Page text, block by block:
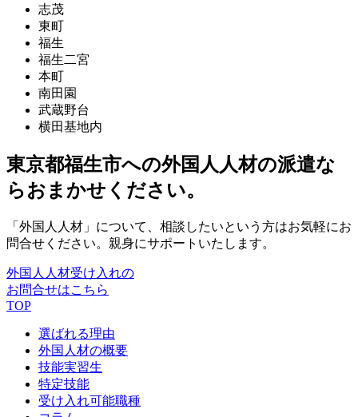
志茂
東町
福生
福生二宮
本町
南田園
武蔵野台
横田基地内
東京都福生市への外国人人材の派遣な
らおまかせください。
「外国人人材」について、相談したいという方はお気軽にお
問合せください。親身にサポートいたします。
外国人人材受け入れの
お問合せはこちら
TOP
選ばれる理由
外国人材の概要
技能実習生
特定技能
受け入れ可能職種